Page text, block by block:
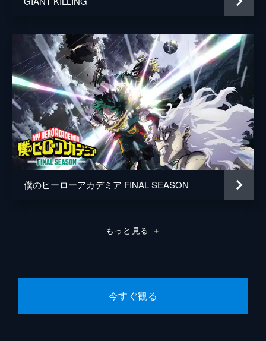
僕のヒーローアカデミア FINAL SEASON
もっと見る ＋
今すぐ観る